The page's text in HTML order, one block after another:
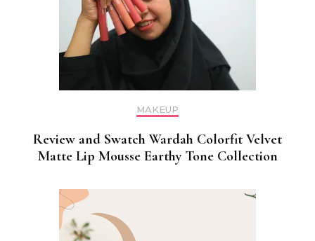
MAKEUP
Review and Swatch Wardah Colorfit Velvet
Matte Lip Mousse Earthy Tone Collection